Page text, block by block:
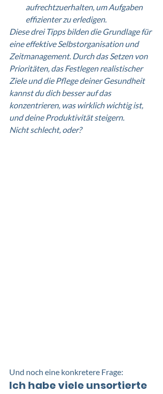
aufrechtzuerhalten, um Aufgaben
effizienter zu erledigen.
Diese drei Tipps bilden die Grundlage für
eine effektive Selbstorganisation und
Zeitmanagement. Durch das Setzen von
Prioritäten, das Festlegen realistischer
Ziele und die Pflege deiner Gesundheit
kannst du dich besser auf das
konzentrieren, was wirklich wichtig ist,
und deine Produktivität steigern.
Nicht schlecht, oder?
Und noch eine konkretere Frage:
Ich habe viele unsortierte